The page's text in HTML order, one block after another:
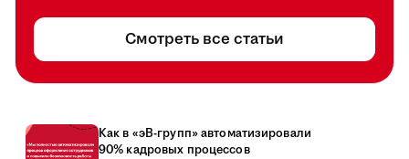
Смотреть все статьи
Как в «эВ-групп» автоматизировали
90% кадровых процессов